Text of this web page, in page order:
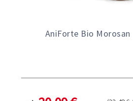
AniForte Bio Morosan